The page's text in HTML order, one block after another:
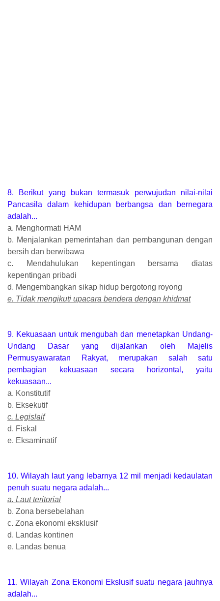
8. Berikut yang bukan termasuk perwujudan nilai-nilai
Pancasila dalam kehidupan berbangsa dan bernegara
adalah...
a. Menghormati HAM
b. Menjalankan pemerintahan dan pembangunan dengan
bersih dan berwibawa
c. Mendahulukan kepentingan bersama diatas
kepentingan pribadi
d. Mengembangkan sikap hidup bergotong royong
e. Tidak mengikuti upacara bendera dengan khidmat
9. Kekuasaan untuk mengubah dan menetapkan Undang-
Undang Dasar yang dijalankan oleh Majelis
Permusyawaratan Rakyat, merupakan salah satu
pembagian kekuasaan secara horizontal, yaitu
kekuasaan...
a. Konstitutif
b. Eksekutif
c. Legislaif
d. Fiskal
e. Eksaminatif
10. Wilayah laut yang lebarnya 12 mil menjadi kedaulatan
penuh suatu negara adalah...
a. Laut teritorial
b. Zona bersebelahan
c. Zona ekonomi eksklusif
d. Landas kontinen
e. Landas benua
11. Wilayah Zona Ekonomi Ekslusif suatu negara jauhnya
adalah...